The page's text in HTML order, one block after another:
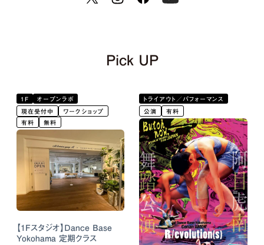
Pick UP
1F オープンラボ
現在受付中
ワークショップ
有料
無料
【1Fスタジオ】Dance Base
Yokohama 定期クラス
トライアウト／パフォーマンス
公演 有料